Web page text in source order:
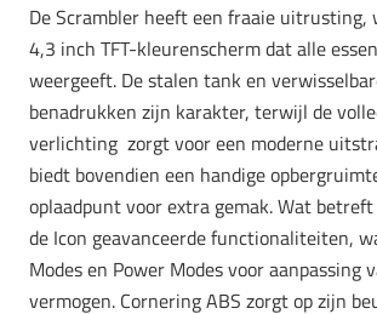
De Scrambler heeft een fraaie uitrusting,
4,3 inch TFT-kleurenscherm dat alle
weergeeft. De stalen tank en
benadrukken zijn karakter, terwijl de
verlichting zorgt voor een moderne
biedt bovendien een handige
oplaadpunt voor extra gemak. Wat
de Icon geavanceerde functionaliteiten,
Modes en Power Modes voor aanpassing
vermogen. Cornering ABS zorgt op zijn